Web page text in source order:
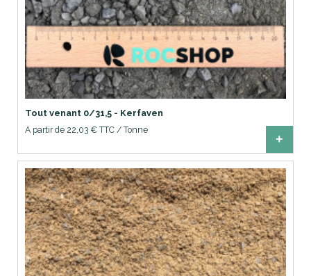
Tout venant 0/31,5 - Kerfaven
A partir de 22,03 € TTC / Tonne
+